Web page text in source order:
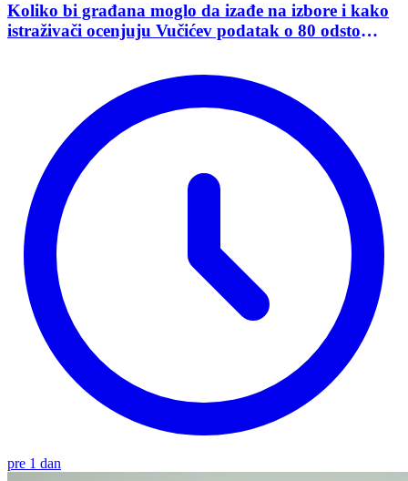
Koliko bi građana moglo da izađe na izbore i kako
istraživači ocenjuju Vučićev podatak o 80 odsto
pre 1 dan